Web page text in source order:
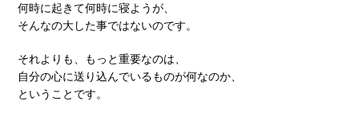
何時に起きて何時に寝ようが、
そんなの大した事ではないのです。
それよりも、もっと重要なのは、
自分の心に送り込んでいるものが何なのか、
ということです。